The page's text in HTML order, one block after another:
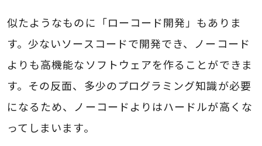
似たようなものに「ローコード開発」もありま
す。少ないソースコードで開発でき、ノーコード
よりも高機能なソフトウェアを作ることができま
す。その反面、多少のプログラミング知識が必要
になるため、ノーコードよりはハードルが高くな
ってしまいます。